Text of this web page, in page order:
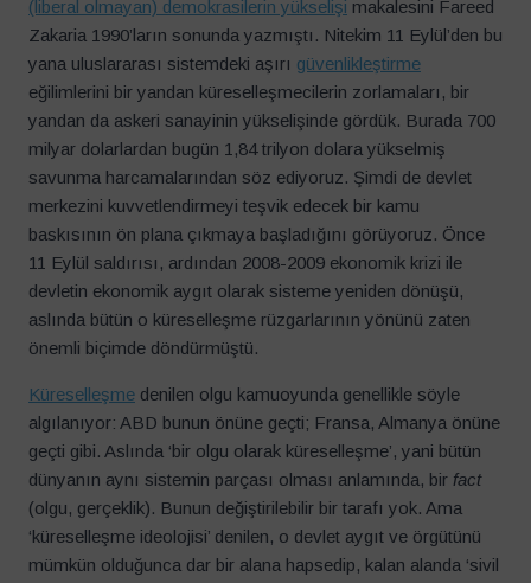
(liberal olmayan) demokrasilerin yükselişi makalesini Fareed
Zakaria 1990’ların sonunda yazmıştı. Nitekim 11 Eylül’den bu
yana uluslararası sistemdeki aşırı güvenlikleştirme
eğilimlerini bir yandan küreselleşmecilerin zorlamaları, bir
yandan da askeri sanayinin yükselişinde gördük. Burada 700
milyar dolarlardan bugün 1,84 trilyon dolara yükselmiş
savunma harcamalarından söz ediyoruz. Şimdi de devlet
merkezini kuvvetlendirmeyi teşvik edecek bir kamu
baskısının ön plana çıkmaya başladığını görüyoruz. Önce
11 Eylül saldırısı, ardından 2008-2009 ekonomik krizi ile
devletin ekonomik aygıt olarak sisteme yeniden dönüşü,
aslında bütün o küreselleşme rüzgarlarının yönünü zaten
önemli biçimde döndürmüştü.
Küreselleşme denilen olgu kamuoyunda genellikle söyle
algılanıyor: ABD bunun önüne geçti; Fransa, Almanya önüne
geçti gibi. Aslında ‘bir olgu olarak küreselleşme’, yani bütün
dünyanın aynı sistemin parçası olması anlamında, bir fact
(olgu, gerçeklik). Bunun değiştirilebilir bir tarafı yok. Ama
‘küreselleşme ideolojisi’ denilen, o devlet aygıt ve örgütünü
mümkün olduğunca dar bir alana hapsedip, kalan alanda ‘sivil